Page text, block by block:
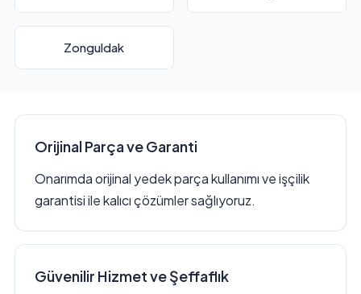
Zonguldak
Orijinal Parça ve Garanti
Onarımda orijinal yedek parça kullanımı ve işçilik
garantisi ile kalıcı çözümler sağlıyoruz.
Güvenilir Hizmet ve Şeffaflık